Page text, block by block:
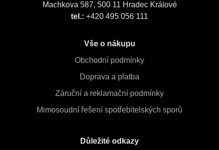
Machkova 587, 500 11 Hradec Králové
tel.: +420 495 056 111
Vše o nákupu
Obchodní podmínky
Doprava a platba
Záruční a reklamační podmínky
Mimosoudní řešení spotřebitelských sporů
Důležité odkazy